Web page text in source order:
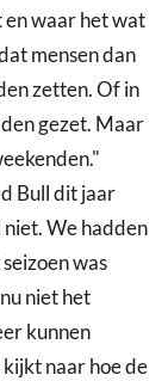
waar het wat
mensen dan
zetten. Of in
gezet. Maar
Bull dit jaar
niet. We hadden
was
niet het
kunnen
naar hoe de